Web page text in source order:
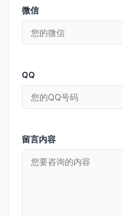
微信
QQ
留言内容